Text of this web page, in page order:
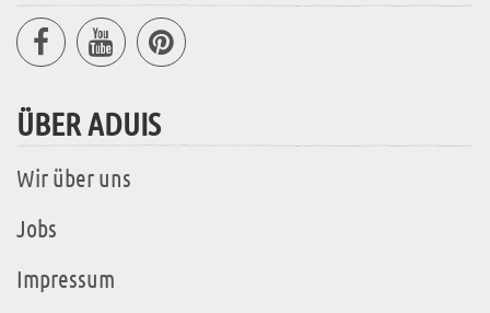
ÜBER ADUIS
Wir über uns
Jobs
Impressum